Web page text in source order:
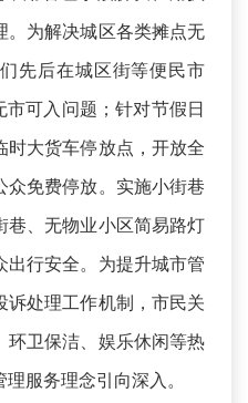
。为解决城区各类摊点无
先后在城区街等便民市
可入问题；针对节假日
时大货车停放点，开放全
众免费停放。实施小街巷
巷、无物业小区简易路灯
出行安全。为提升城市管
诉处理工作机制，市民关
环卫保洁、娱乐休闲等热
服务理念引向深入。